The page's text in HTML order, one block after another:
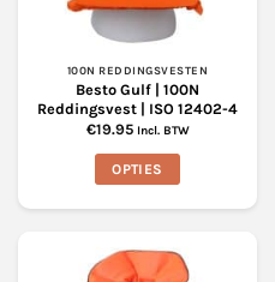
100N REDDINGSVESTEN
Besto Gulf | 100N
Reddingsvest | ISO 12402-4
€19.95 Incl. BTW
OPTIES
meerdere